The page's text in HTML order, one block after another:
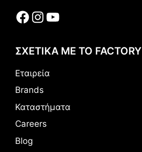
Facebook
Instagram
YouTube
ΣΧΕΤΙΚΑ ΜΕ ΤΟ FACTORY
Εταιρεία
Brands
Καταστήματα
Careers
Blog